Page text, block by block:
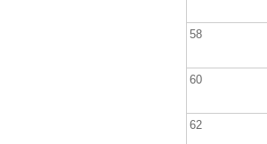
58
60
62